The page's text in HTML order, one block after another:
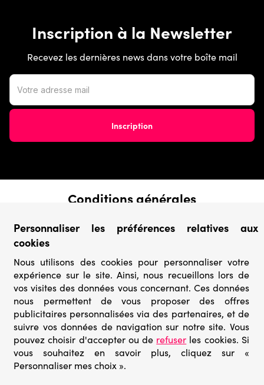
Inscription à la Newsletter
Recevez les dernières news dans votre boîte mail
Conditions générales
› Conditions d’utilisation
› Confidentialité & Protection des Données
Catégories
› Marques
› Derniers arrivages
› Puzzles mystères
› Prix minis
© Go-puzzle.fr 2026 – Tous droits réservés
Personnaliser les préférences relatives aux
cookies
Nous utilisons des cookies pour personnaliser votre
expérience sur le site. Ainsi, nous recueillons lors de
vos visites des données vous concernant. Ces données
nous permettent de vous proposer des offres
publicitaires personnalisées via des partenaires, et de
suivre vos données de navigation sur notre site. Vous
pouvez choisir d'accepter ou de refuser les cookies. Si
vous souhaitez en savoir plus, cliquez sur «
Personnaliser mes choix ».